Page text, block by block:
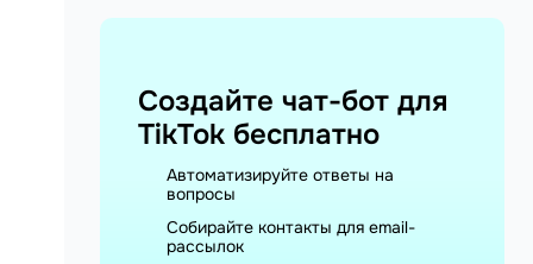
Создайте чат-бот для
TikTok бесплатно
Автоматизируйте ответы на
вопросы
Собирайте контакты для email-
рассылок